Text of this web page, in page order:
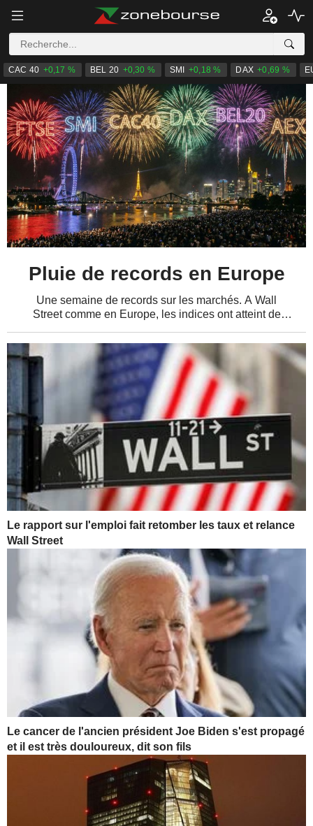
CAC 40 +0,17 % BEL 20 +0,30 % SMI +0,18 % DAX +0,69 %
Le rapport sur l'emploi fait retomber les taux et relance
Wall Street
Le cancer de l'ancien président Joe Biden s'est propagé
et il est très douloureux, dit son fils
Pluie de records en Europe
Une semaine de records sur les marchés. A Wall
Street comme en Europe, les indices ont atteint de
d'entreprises et une relative détente de la...